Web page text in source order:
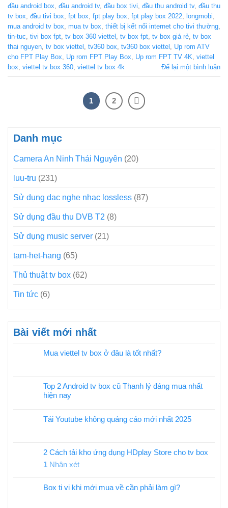
đầu android box đầu android tv, đầu box tivi đầu thu android tv, đầu thu
tv box đầu tivi box fpt box fpt play box fpt play box 2022 longmobi
mua android tv box mua tv box thiết bị kết nối internet cho tivi thường
tin-tuc tivi box fpt tv box 360 viettel tv box fpt tv box giá rẻ tv box
thai nguyen tv box viettel tv360 box tv360 box viettel
Up rom ATV
cho FPT Play Box
Up rom FPT Play Box Up rom FPT TV 4K viettel
box viettel tv box 360 viettel tv box 4k Để lại một bình luận
1 2
Danh mục
Camera An Ninh Thái Nguyên (20)
luu-tru (231)
Sử dụng dac nghe nhạc lossless (87)
Sử dụng đầu thu DVB T2 (8)
Sử dụng music server (21)
tam-het-hang (65)
Thủ thuật tv box (62)
Tin tức (6)
Bài viết mới nhất
Mua viettel tv box ở đâu là tốt nhất?
Top 2 Android tv box cũ Thanh lý đáng mua nhất
hiện nay
Tải Youtube không quảng cáo mới nhất 2025
2 Cách tải kho ứng dụng HDplay Store cho tv box
1 Nhận xét
Box ti vi khi mới mua về cần phải làm gì?